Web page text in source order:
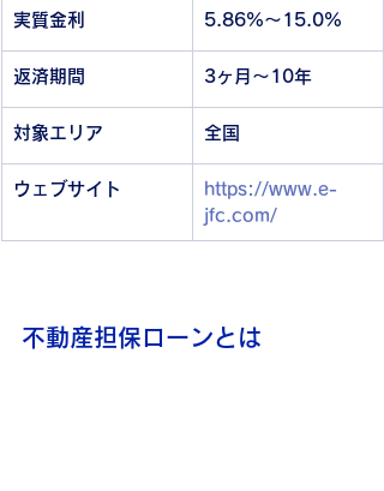
実質金利 5.86%～15.0%
返済期間 3ヶ月～10年
対象エリア 全国
ウェブサイト
https://www.e-
jfc.com/
不動産担保ローンとは